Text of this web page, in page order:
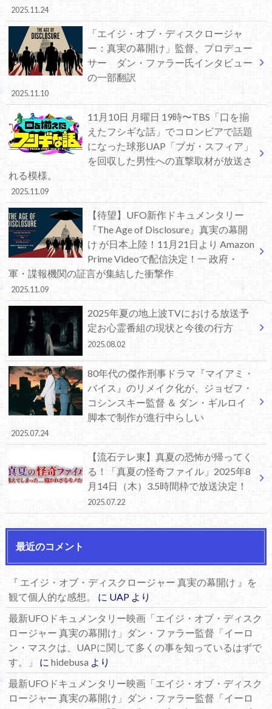
2025.11.24
「エイジ・オブ・ディスクロージャ
ー：真実の幕開け」監督、プロデュー
サー ダン・ファラー氏インタビュー
の一部翻訳
2025.11.10
11月10日 月曜日 19時〜TBS「口を揃
えたフシギな話」でコロンビアで話題
になった球形UAP「ブガ・スフィア」
を回収した男性への直撃取材が放送さ
れる模様。
2025.11.09
【待望】UFO新作ドキュメンタリー
『The Age of Disclosure』真実の幕開
け が日本上陸！11月21日より Amazon
Prime Videoで配信決定！一 政府・
軍・諜報機関の証言が集結した衝撃作
2025.11.09
2025年夏の地上波TVにおける放送予
定お心霊番組の現状と今後の行方
2025.08.02
80年代の傑作刑事ドラマ『マイアミ・
バイス』のリメイク化が、ジョゼフ・
コシンスキー監督 ＆ ダン・ギルロイ
脚本で制作が進行中らしい
2025.07.24
【流石テレ東】真夏の恐怖が帰ってく
る！「真夏の怪奇ファイル」2025年8
月14日（木）3.5時間枠で放送決定！
2025.07.22
最近のコメント
『 エイジ・オブ・ディスクロージャー 真実の幕開け 』を
観て個人的な感想。
に UAPより
最新UFOドキュメンタリー映画「エイジ・オブ・ディスク
ロージャー 真実の幕開け」ダン・ファラー監督「イーロ
ン・マスクは、UAPに関して多くの事を知っているはずで
す。」
に hidebusaより
最新UFOドキュメンタリー映画「エイジ・オブ・ディスク
ロージャー 真実の幕開け」ダン・ファラー監督「イーロ